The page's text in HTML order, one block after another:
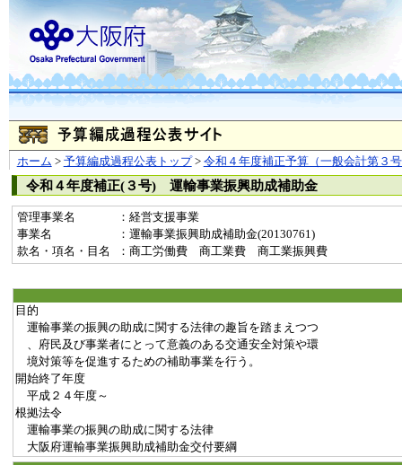
ホーム > 予算編成過程公表トップ> 令和４年度補正予算（一般会計第３
令和４年度補正(３号) 運輸事業振興助成補助金
管理事業名
：経営支援事業
事業名
：運輸事業振興助成補助金(20130761)
款名・項名・目名
：商工労働費 商工業費 商工業振興費
目的
運輸事業の振興の助成に関する法律の趣旨を踏まえつつ
、府民及び事業者にとって意義のある交通安全対策や環
境対策等を促進するための補助事業を行う。
開始終了年度
平成２４年度～
根拠法令
運輸事業の振興の助成に関する法律
大阪府運輸事業振興助成補助金交付要綱